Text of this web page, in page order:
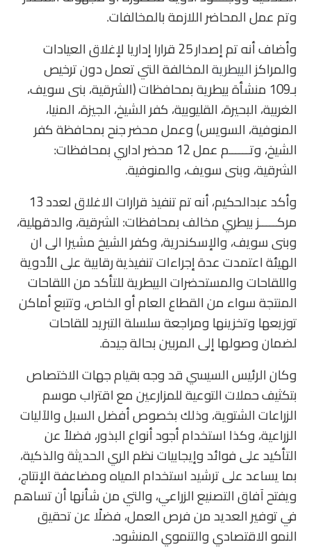
وتم عمل المحاضر اللازمة بالمخالفات.
وأضاف أنه تم إصدار 25 قرارا إداريا لإغلاق العيادات
والمراكزالبيطريةالمخالفة التي تعمل دون ترخيص
بـ109 منشأة بيطرية بمحافظات (الشرقية، بنى سويف،
الغربية، البحيرة، القليوبية، كفر الشيخ، الجيزة، المنيا،
المنوفية، السويس) وعمل محضر جنح بمحافظة كفر
الشيخ، وتــــــم عمل 12 محضر اداري بمحافظات:
الشرقية، وبنى سويف، والمنوفية.
وأكد عبدالحكيم، أنه تم تنفيذ قرارات الاغلاق لعدد 13
مركـــــز بيطري مخالف بمحافظات: الشرقية، والدقهلية،
وبنى سويف، والإسكندرية، وكفر الشيخ مشيرا الى ان
الهيئة اعتمدت عدة إجراءات تنفيذية رقابية على الأدوية
واللقاحات والمستحضرات البيطرية للتأكد من اللقاحات
المنتجة سواء من القطاع العام أو الخاص، وتتبع أماكن
توزيعها وتخزينها ومراجعة سلسلة التبريد للقاحات
لضمان وصولها إلى المربين بحالة جيدة.
وكان الرئيس السيسي قد وجه بقيام جهات الاختصاص
بتكثيف حملات التوعية للمزارعين مع اقتراب موسم
الزراعات الشتوية، وذلك بخصوص أفضل السبل والآليات
الزراعية، وكذا استخدام أجود أنواع البذور، فضلاً عن
التأكيد على فوائد وإيجابيات نظم الري الحديثة والذكية،
بما يساعد على ترشيد استخدام المياه ومضاعفة الإنتاج،
ويفتح آفاق التصنيع الزراعي، والتي من شأنها أن تساهم
في توفير العديد من فرص العمل، فضلًا عن تحقيق
النمو الاقتصادي والتنموي المنشود.